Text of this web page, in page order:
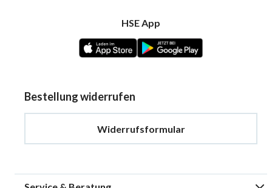
HSE App
Bestellung widerrufen
Widerrufsformular